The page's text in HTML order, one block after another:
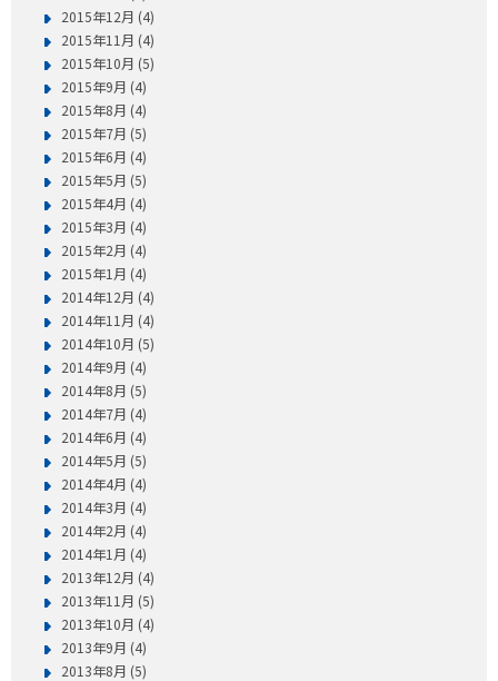
2015年12月 (4)
2015年11月 (4)
2015年10月 (5)
2015年9月 (4)
2015年8月 (4)
2015年7月 (5)
2015年6月 (4)
2015年5月 (5)
2015年4月 (4)
2015年3月 (4)
2015年2月 (4)
2015年1月 (4)
2014年12月 (4)
2014年11月 (4)
2014年10月 (5)
2014年9月 (4)
2014年8月 (5)
2014年7月 (4)
2014年6月 (4)
2014年5月 (5)
2014年4月 (4)
2014年3月 (4)
2014年2月 (4)
2014年1月 (4)
2013年12月 (4)
2013年11月 (5)
2013年10月 (4)
2013年9月 (4)
2013年8月 (5)